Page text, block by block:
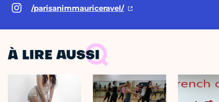
/parisanimmauriceravel/
À LIRE AUSSI